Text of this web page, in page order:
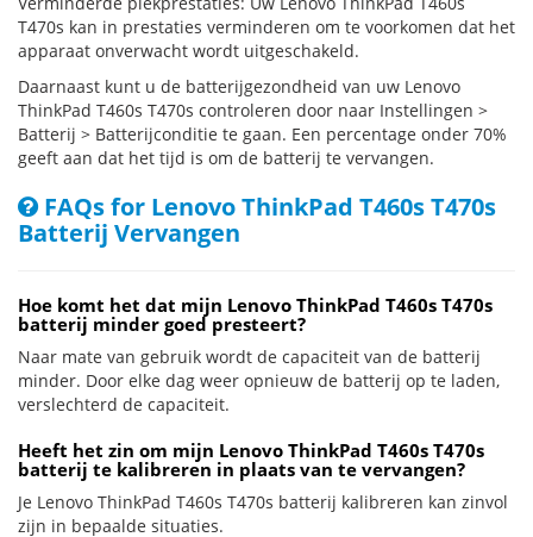
T470s kan in prestaties verminderen om te voorkomen dat het
apparaat onverwacht wordt uitgeschakeld.
Daarnaast kunt u de batterijgezondheid van uw Lenovo
ThinkPad T460s T470s controleren door naar Instellingen >
Batterij > Batterijconditie te gaan. Een percentage onder 70%
geeft aan dat het tijd is om de batterij te vervangen.
FAQs for Lenovo ThinkPad T460s T470s
Batterij Vervangen
Hoe komt het dat mijn Lenovo ThinkPad T460s T470s
batterij minder goed presteert?
Naar mate van gebruik wordt de capaciteit van de batterij
minder. Door elke dag weer opnieuw de batterij op te laden,
verslechterd de capaciteit.
Heeft het zin om mijn Lenovo ThinkPad T460s T470s
batterij te kalibreren in plaats van te vervangen?
Je Lenovo ThinkPad T460s T470s batterij kalibreren kan zinvol
zijn in bepaalde situaties.